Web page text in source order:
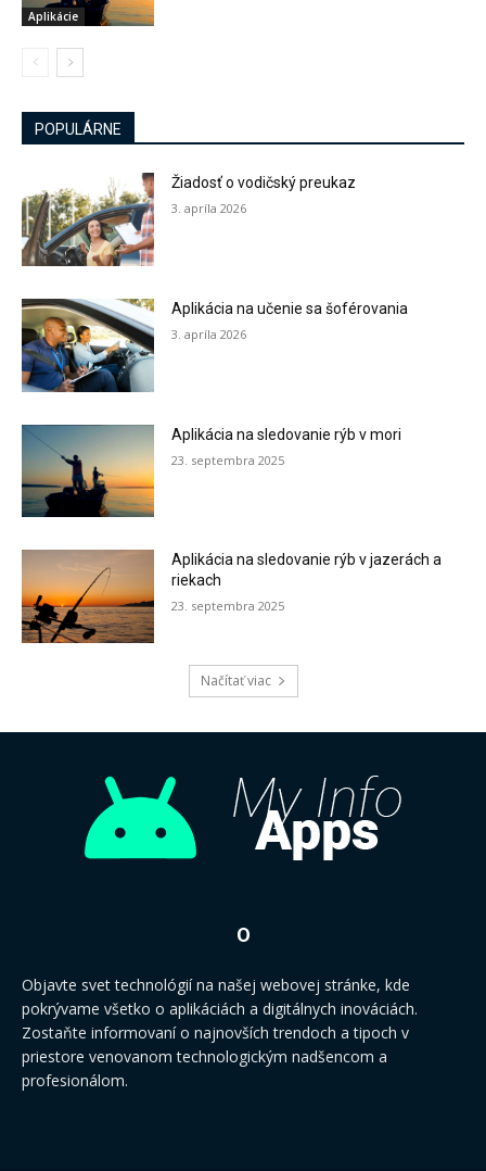
Aplikácie
POPULÁRNE
Žiadosť o vodičský preukaz
3. apríla 2026
Aplikácia na učenie sa šoférovania
3. apríla 2026
Aplikácia na sledovanie rýb v mori
23. septembra 2025
Aplikácia na sledovanie rýb v jazerách a
riekach
23. septembra 2025
Načítať viac
O
Objavte svet technológií na našej webovej stránke, kde
pokrývame všetko o aplikáciách a digitálnych inováciách.
Zostaňte informovaní o najnovších trendoch a tipoch v
priestore venovanom technologickým nadšencom a
profesionálom.